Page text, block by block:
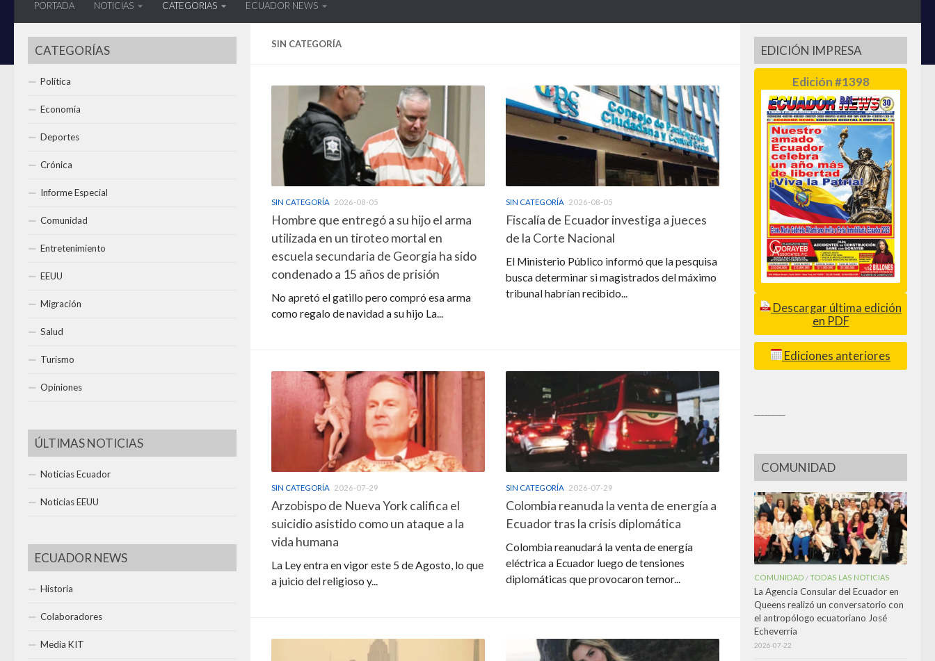
PORTADA NOTICIAS CATEGORIAS ECUADOR NEWS
SIN CATEGORÍA
SIN CATEGORÍA 2026-08-05
Hombre que entregó a su hijo el arma
utilizada en un tiroteo mortal en
escuela secundaria de Georgia ha sido
condenado a 15 años de prisión
No apretó el gatillo pero compró esa arma
como regalo de navidad a su hijo La...
SIN CATEGORÍA 2026-08-05
Fiscalía de Ecuador investiga a jueces
de la Corte Nacional
El Ministerio Público informó que la pesquisa
busca determinar si magistrados del máximo
tribunal habrían recibido...
SIN CATEGORÍA 2026-07-29
Arzobispo de Nueva York califica el
suicidio asistido como un ataque a la
vida humana
La Ley entra en vigor este 5 de Agosto, lo que
a juicio del religioso y...
SIN CATEGORÍA 2026-07-29
Colombia reanuda la venta de energía a
Ecuador tras la crisis diplomática
Colombia reanudará la venta de energía
eléctrica a Ecuador luego de tensiones
diplomáticas que provocaron temor...
CATEGORÍAS
Política
Economía
Deportes
Crónica
Informe Especial
Comunidad
Entretenimiento
EEUU
Migración
Salud
Turismo
Opiniones
ÚLTIMAS NOTICIAS
Noticias Ecuador
Noticias EEUU
ECUADOR NEWS
Historia
Colaboradores
Media KIT
EDICIÓN IMPRESA
Edición #1398
Descargar última edición
en PDF
Ediciones anteriores
COMUNIDAD
COMUNIDAD /TODAS LAS NOTICIAS
La Agencia Consular del Ecuador en
Queens realizó un conversatorio con
el antropólogo ecuatoriano José
Echeverría
2026-07-22